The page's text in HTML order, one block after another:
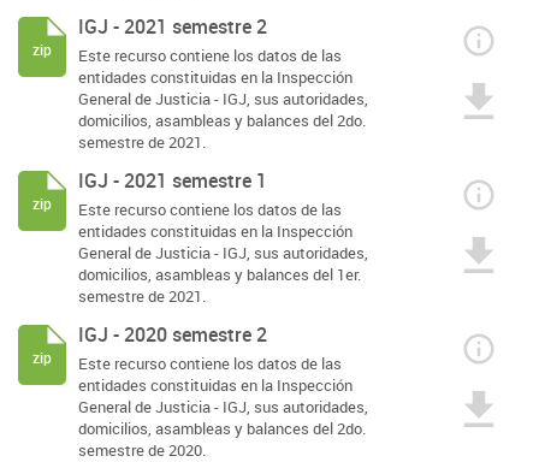
IGJ - 2021 semestre 2
Este recurso contiene los datos de las
entidades constituidas en la Inspección
General de Justicia - IGJ, sus autoridades,
domicilios, asambleas y balances del 2do.
semestre de 2021.
zip
IGJ - 2021 semestre 1
Este recurso contiene los datos de las
entidades constituidas en la Inspección
General de Justicia - IGJ, sus autoridades,
domicilios, asambleas y balances del 1er.
semestre de 2021.
zip
IGJ - 2020 semestre 2
Este recurso contiene los datos de las
entidades constituidas en la Inspección
General de Justicia - IGJ, sus autoridades,
domicilios, asambleas y balances del 2do.
semestre de 2020.
zip